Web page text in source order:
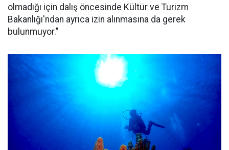
olmadığı için dalış öncesinde Kültür ve Turizm
Bakanlığı'ndan ayrıca izin alınmasına da gerek
bulunmuyor."